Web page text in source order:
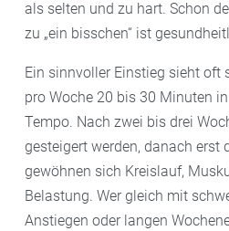
als selten und zu hart. Schon
zu „ein bisschen“ ist
Ein sinnvoller Einstieg sieht oft
pro Woche 20 bis 30 Minuten
Tempo. Nach zwei bis drei
gesteigert werden, danach erst
gewöhnen sich Kreislauf,
Belastung. Wer gleich mit
Anstiegen oder langen